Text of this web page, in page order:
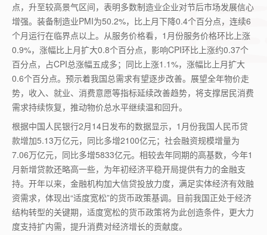
点，升至较高景气区间，表明多数制造业企业对节后市场发展信心
增强。装备制造业PMI为50.2%，比上月下降0.4个百分点，连续6
个月运行在临界点以上。从服务价格看，1月份服务价格环比上涨
0.9%，涨幅比上月扩大0.8个百分点，影响CPI环比上涨约0.37个
百分点，占CPI总涨幅五成多；同比上涨1.1%，涨幅比上月扩大
0.6个百分点。预示着我国总需求有望逐步改善。展望全年物价走
势，收入、就业、消费意愿等指标延续改善趋势，将支撑居民消费
需求持续恢复，推动物价总水平继续温和回升。
根据中国人民银行2月14日发布的数据显示，1月份我国人民币贷
款增加5.13万亿元，同比多增2100亿元；社会融资规模增量为
7.06万亿元，同比多增5833亿元。相较去年同期的高基数，今年1
月新增贷款还略高一些，为年初经济平稳开局提供有力的金融支
持。开年以来，金融机构加大信贷投放力度，满足实体经济有效融
资需求，体现出“适度宽松”的货币政策基调。目前我国正处于经济
结构转型的关键期，适度宽松的货币政策将为此创造条件，更大力
度支持扩内需，提升消费对经济增长的贡献度。